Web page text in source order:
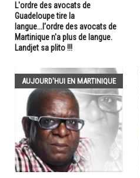
L'ordre des avocats de
Guadeloupe tire la
langue...l'ordre des avocats de
Martinique n'a plus de langue.
Landjet sa plito !!!
AUJOURD'HUI EN MARTINIQUE